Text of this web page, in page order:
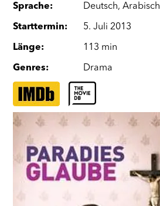
Sprache: Deutsch,Arabisch
Starttermin: 5. Juli 2013
Länge: 113 min
Genres: Drama